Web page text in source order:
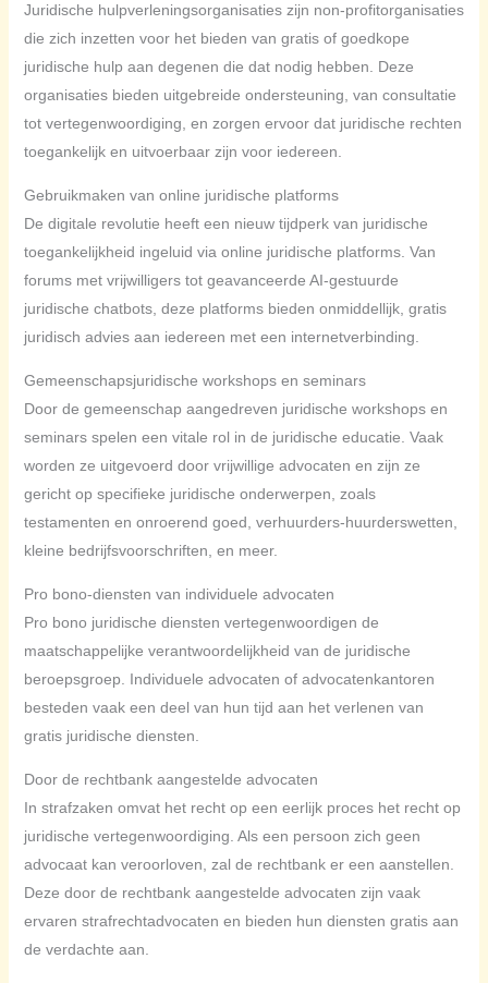
Juridische hulpverleningsorganisaties zijn non-profitorganisaties
die zich inzetten voor het bieden van gratis of goedkope
juridische hulp aan degenen die dat nodig hebben. Deze
organisaties bieden uitgebreide ondersteuning, van consultatie
tot vertegenwoordiging, en zorgen ervoor dat juridische rechten
toegankelijk en uitvoerbaar zijn voor iedereen.
Gebruikmaken van online juridische platforms
De digitale revolutie heeft een nieuw tijdperk van juridische
toegankelijkheid ingeluid via online juridische platforms. Van
forums met vrijwilligers tot geavanceerde AI-gestuurde
juridische chatbots, deze platforms bieden onmiddellijk, gratis
juridisch advies aan iedereen met een internetverbinding.
Gemeenschapsjuridische workshops en seminars
Door de gemeenschap aangedreven juridische workshops en
seminars spelen een vitale rol in de juridische educatie. Vaak
worden ze uitgevoerd door vrijwillige advocaten en zijn ze
gericht op specifieke juridische onderwerpen, zoals
testamenten en onroerend goed, verhuurders-huurderswetten,
kleine bedrijfsvoorschriften, en meer.
Pro bono-diensten van individuele advocaten
Pro bono juridische diensten vertegenwoordigen de
maatschappelijke verantwoordelijkheid van de juridische
beroepsgroep. Individuele advocaten of advocatenkantoren
besteden vaak een deel van hun tijd aan het verlenen van
gratis juridische diensten.
Door de rechtbank aangestelde advocaten
In strafzaken omvat het recht op een eerlijk proces het recht op
juridische vertegenwoordiging. Als een persoon zich geen
advocaat kan veroorloven, zal de rechtbank er een aanstellen.
Deze door de rechtbank aangestelde advocaten zijn vaak
ervaren strafrechtadvocaten en bieden hun diensten gratis aan
de verdachte aan.